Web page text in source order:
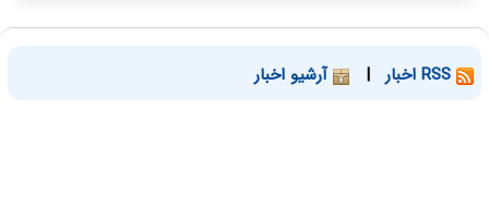
| آرشیو اخبار